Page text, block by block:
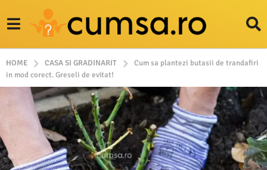
HOME CASA SI GRADINARIT
Cum sa plantezi butasii de trandafiri
in mod corect. Greseli de evitat!